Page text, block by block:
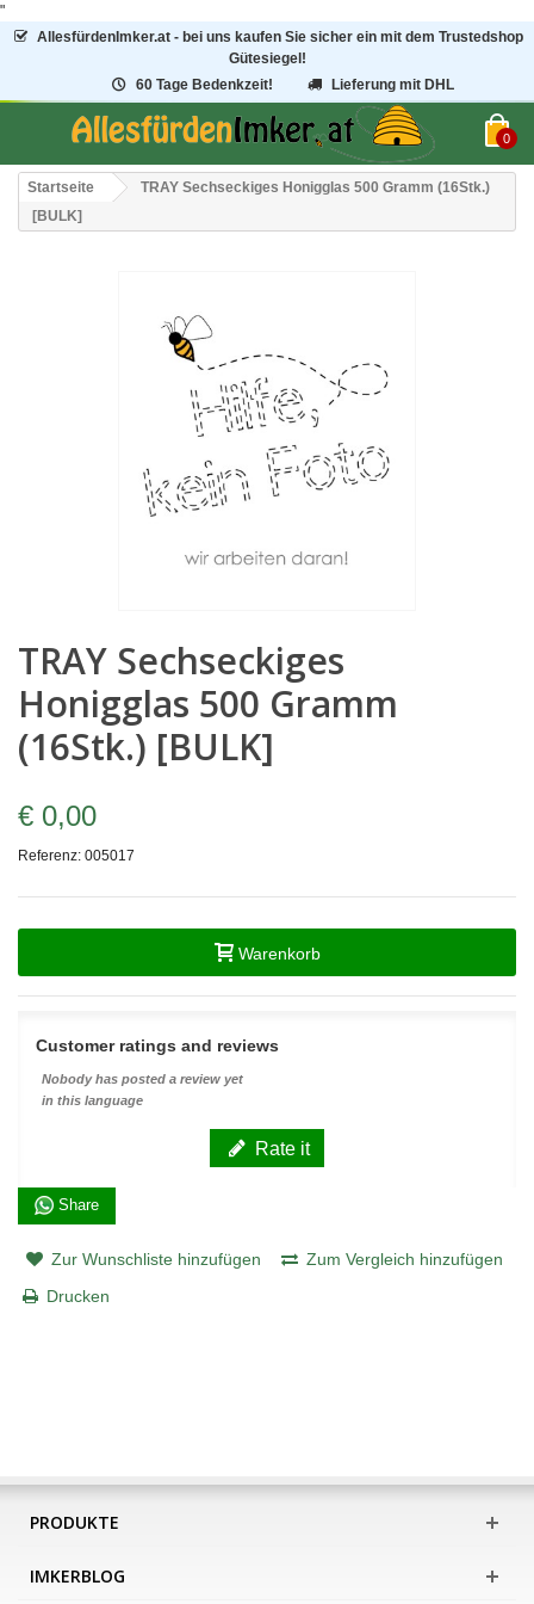
"
AllesfürdenImker.at - bei uns kaufen Sie sicher ein mit dem Trustedshop
Gütesiegel!
60 Tage Bedenkzeit!
Lieferung mit DHL
0
Startseite
TRAY Sechseckiges Honigglas 500 Gramm (16Stk.)
[BULK]
TRAY Sechseckiges
Honigglas 500 Gramm
(16Stk.) [BULK]
€ 0,00
Referenz: 005017
Warenkorb
Customer ratings and reviews
Nobody has posted a review yet
in this language
Rate it
Share
Zur Wunschliste hinzufügen
Zum Vergleich hinzufügen
Drucken
PRODUKTE
IMKERBLOG